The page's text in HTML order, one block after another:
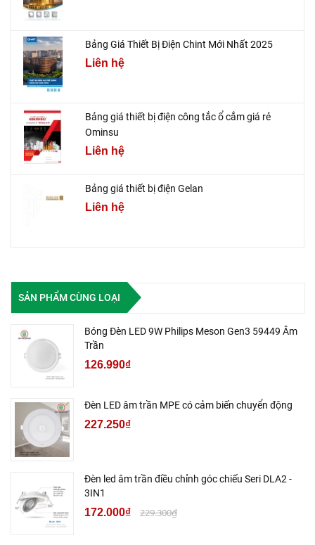
Bảng Giá Thiết Bị Điện Chint Mới Nhất 2025
Liên hệ
Bảng giá thiết bị điện công tắc ổ cắm giá rẻ
Ominsu
Liên hệ
Bảng giá thiết bị điện Gelan
Liên hệ
SẢN PHẨM CÙNG LOẠI
Bóng Đèn LED 9W Philips Meson Gen3 59449 Âm
Trần
126.990₫
Đèn LED âm trần MPE có cảm biến chuyển động
227.250₫
Đèn led âm trần điều chỉnh góc chiếu Seri DLA2 -
3IN1
172.000₫ 229.300₫